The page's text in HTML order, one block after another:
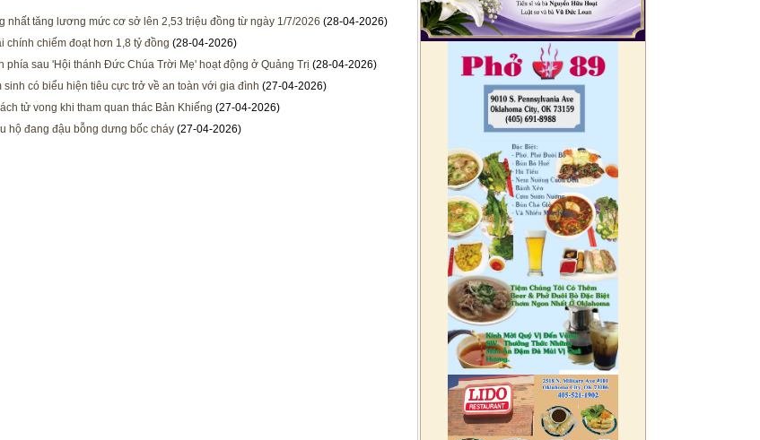
nhất tăng lương mức cơ sở lên 2,53 triệu đồng từ ngày 1/7/2026 (28-04-2026)
chính chiếm đoạt hơn 1,8 tỷ đồng (28-04-2026)
phía sau 'Hội thánh Đức Chúa Trời Mẹ' hoạt động ở Quảng Trị (28-04-2026)
sinh có biểu hiện tiêu cực trở về an toàn với gia đình (27-04-2026)
tử vong khi tham quan thác Bản Khiếng (27-04-2026)
hộ đang đậu bỗng dưng bốc cháy (27-04-2026)